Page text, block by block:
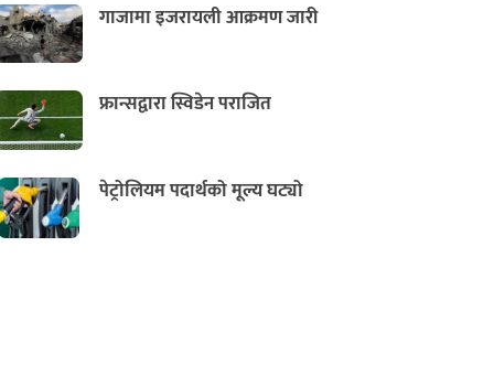
गाजामा इजरायली आक्रमण जारी
फ्रान्सद्वारा स्विडेन पराजित
पेट्रोलियम पदार्थको मूल्य घट्यो